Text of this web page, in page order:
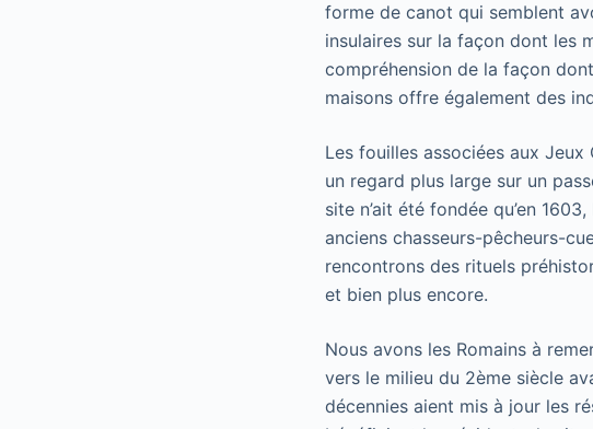
forme de canot qui semblent
insulaires sur la façon dont les
compréhension de la façon
maisons offre également des
Les fouilles associées aux
un regard plus large sur un
site n’ait été fondée qu’en
anciens chasseurs-pêcheurs-
rencontrons des rituels
et bien plus encore.
Nous avons les Romains à
vers le milieu du 2ème siècle
décennies aient mis à jour les